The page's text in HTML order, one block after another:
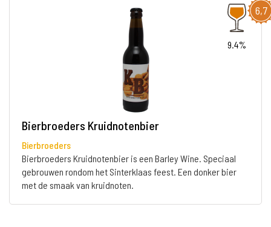
6,7
9.4%
Bierbroeders Kruidnotenbier
Bierbroeders
Bierbroeders Kruidnotenbier is een Barley Wine. Speciaal
gebrouwen rondom het Sinterklaas feest. Een donker bier
met de smaak van kruidnoten.